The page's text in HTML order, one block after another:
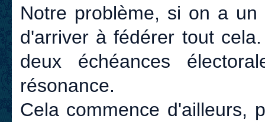
Notre problème, si on a
d'arriver à fédérer tout
deux échéances
résonance.
Cela commence d'ailleurs,